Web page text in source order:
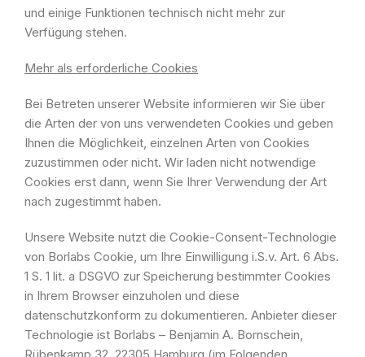
und einige Funktionen technisch nicht mehr zur
Verfügung stehen.
Mehr als erforderliche Cookies
Bei Betreten unserer Website informieren wir Sie über
die Arten der von uns verwendeten Cookies und geben
Ihnen die Möglichkeit, einzelnen Arten von Cookies
zuzustimmen oder nicht. Wir laden nicht notwendige
Cookies erst dann, wenn Sie Ihrer Verwendung der Art
nach zugestimmt haben.
Unsere Website nutzt die Cookie-Consent-Technologie
von Borlabs Cookie, um Ihre Einwilligung i.S.v. Art. 6 Abs.
1 S. 1 lit. a DSGVO zur Speicherung bestimmter Cookies
in Ihrem Browser einzuholen und diese
datenschutzkonform zu dokumentieren. Anbieter dieser
Technologie ist Borlabs – Benjamin A. Bornschein,